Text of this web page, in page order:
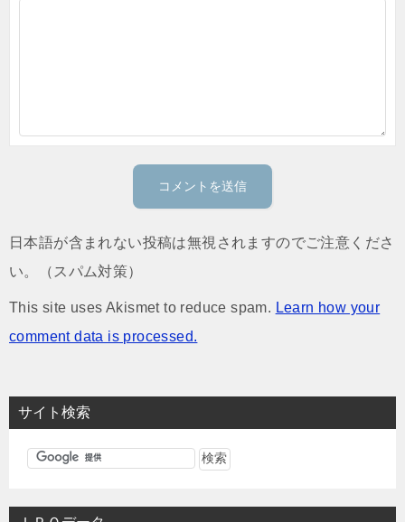
日本語が含まれない投稿は無視されますのでご注意くださ
い。（スパム対策）
This site uses Akismet to reduce spam. Learn how your
comment data is processed.
サイト検索